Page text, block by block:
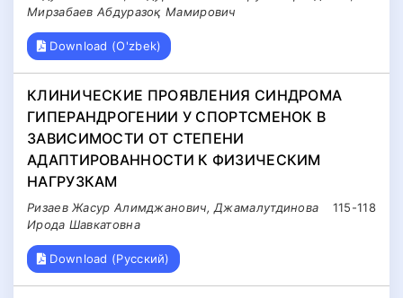
Мирзабаев Абдуразоқ Мамирович
Download (O'zbek)
КЛИНИЧЕСКИЕ ПРОЯВЛЕНИЯ СИНДРОМА
ГИПЕРАНДРОГЕНИИ У СПОРТСМЕНОК В
ЗАВИСИМОСТИ ОТ СТЕПЕНИ
АДАПТИРОВАННОСТИ К ФИЗИЧЕСКИМ
НАГРУЗКАМ
115-118
Ризаев Жасур Алимджанович, Джамалутдинова
Ирода Шавкатовна
Download (Русский)